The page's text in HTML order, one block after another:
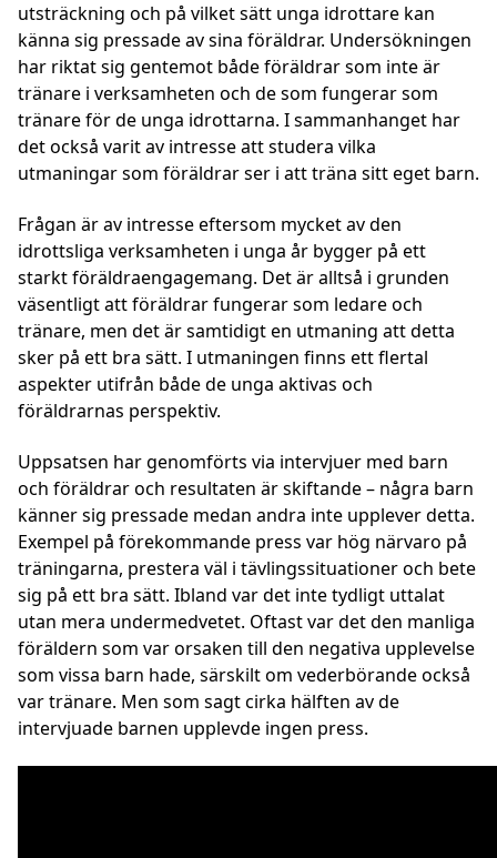
utsträckning och på vilket sätt unga idrottare kan
känna sig pressade av sina föräldrar. Undersökningen
har riktat sig gentemot både föräldrar som inte är
tränare i verksamheten och de som fungerar som
tränare för de unga idrottarna. I sammanhanget har
det också varit av intresse att studera vilka
utmaningar som föräldrar ser i att träna sitt eget barn.
Frågan är av intresse eftersom mycket av den
idrottsliga verksamheten i unga år bygger på ett
starkt föräldraengagemang. Det är alltså i grunden
väsentligt att föräldrar fungerar som ledare och
tränare, men det är samtidigt en utmaning att detta
sker på ett bra sätt. I utmaningen finns ett flertal
aspekter utifrån både de unga aktivas och
föräldrarnas perspektiv.
Uppsatsen har genomförts via intervjuer med barn
och föräldrar och resultaten är skiftande – några barn
känner sig pressade medan andra inte upplever detta.
Exempel på förekommande press var hög närvaro på
träningarna, prestera väl i tävlingssituationer och bete
sig på ett bra sätt. Ibland var det inte tydligt uttalat
utan mera undermedvetet. Oftast var det den manliga
föräldern som var orsaken till den negativa upplevelse
som vissa barn hade, särskilt om vederbörande också
var tränare. Men som sagt cirka hälften av de
intervjuade barnen upplevde ingen press.